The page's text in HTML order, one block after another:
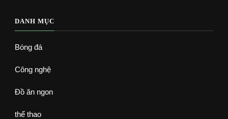
DANH MỤC
Bóng đá
Công nghệ
Đồ ăn ngon
thể thao